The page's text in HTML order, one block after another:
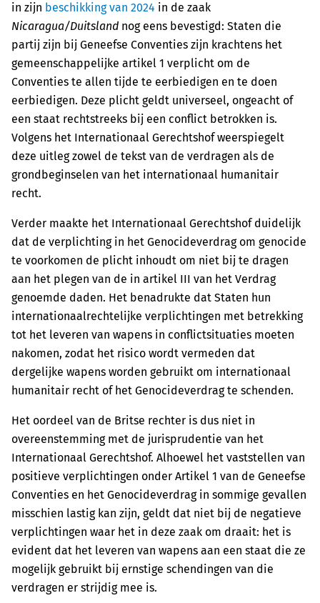
in zijn beschikking van 2024 in de zaak
Nicaragua/Duitsland nog eens bevestigd: Staten die
partij zijn bij Geneefse Conventies zijn krachtens het
gemeenschappelijke artikel 1 verplicht om de
Conventies te allen tijde te eerbiedigen en te doen
eerbiedigen. Deze plicht geldt universeel, ongeacht of
een staat rechtstreeks bij een conflict betrokken is.
Volgens het Internationaal Gerechtshof weerspiegelt
deze uitleg zowel de tekst van de verdragen als de
grondbeginselen van het internationaal humanitair
recht.
Verder maakte het Internationaal Gerechtshof duidelijk
dat de verplichting in het Genocideverdrag om genocide
te voorkomen de plicht inhoudt om niet bij te dragen
aan het plegen van de in artikel III van het Verdrag
genoemde daden. Het benadrukte dat Staten hun
internationaalrechtelijke verplichtingen met betrekking
tot het leveren van wapens in conflictsituaties moeten
nakomen, zodat het risico wordt vermeden dat
dergelijke wapens worden gebruikt om internationaal
humanitair recht of het Genocideverdrag te schenden.
Het oordeel van de Britse rechter is dus niet in
overeenstemming met de jurisprudentie van het
Internationaal Gerechtshof. Alhoewel het vaststellen van
positieve verplichtingen onder Artikel 1 van de Geneefse
Conventies en het Genocideverdrag in sommige gevallen
misschien lastig kan zijn, geldt dat niet bij de negatieve
verplichtingen waar het in deze zaak om draait: het is
evident dat het leveren van wapens aan een staat die ze
mogelijk gebruikt bij ernstige schendingen van die
verdragen er strijdig mee is.